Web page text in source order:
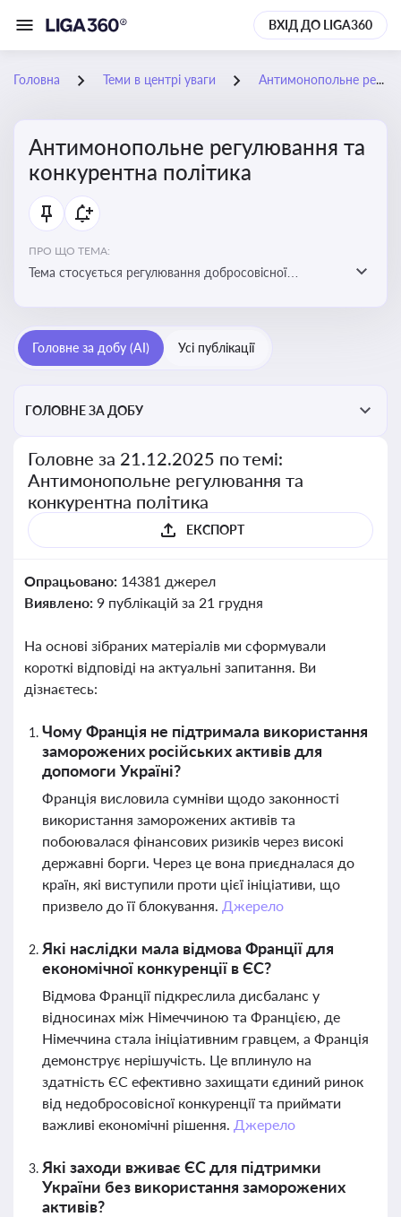
ВХІД ДО LIGA360
Головна Теми в центрі уваги Антимонопольне регулювання та конкурентна політика
Антимонопольне регулювання та
конкурентна політика
ПРО ЩО ТЕМА:
Тема стосується регулювання добросовісної
забезпечення рівних умов для суб’єктів
господарювання
Головне за добу (AI) Усі публікації
ГОЛОВНЕ ЗА ДОБУ
Головне за 21.12.2025 по темі:
Антимонопольне регулювання та
конкурентна політика
ЕКСПОРТ
Опрацьовано: 14381 джерел
Виявлено: 9 публікацій за 21 грудня
На основі зібраних матеріалів ми сформували
короткі відповіді на актуальні запитання. Ви
дізнаєтесь:
Чому Франція не підтримала використання
заморожених російських активів для
допомоги Україні?
Франція висловила сумніви щодо законності
використання заморожених активів та
побоювалася фінансових ризиків через високі
державні борги. Через це вона приєдналася до
країн, які виступили проти цієї ініціативи, що
призвело до її блокування. Джерело
Які наслідки мала відмова Франції для
економічної конкуренції в ЄС?
Відмова Франції підкреслила дисбаланс у
відносинах між Німеччиною та Францією, де
Німеччина стала ініціативним гравцем, а Франція
демонструє нерішучість. Це вплинуло на
здатність ЄС ефективно захищати єдиний ринок
від недобросовісної конкуренції та приймати
важливі економічні рішення. Джерело
Які заходи вживає ЄС для підтримки
України без використання заморожених
активів?